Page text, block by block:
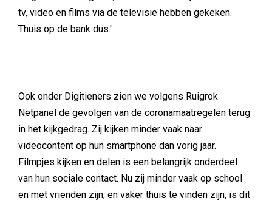
tv, video en films via de televisie hebben gekeken.
Thuis op de bank dus.'
Ook onder Digitieners zien we volgens Ruigrok
Netpanel de gevolgen van de coronamaatregelen terug
in het kijkgedrag. Zij kijken minder vaak naar
videocontent op hun smartphone dan vorig jaar.
Filmpjes kijken en delen is een belangrijk onderdeel
van hun sociale contact. Nu zij minder vaak op school
en met vrienden zijn, en vaker thuis te vinden zijn, is dit